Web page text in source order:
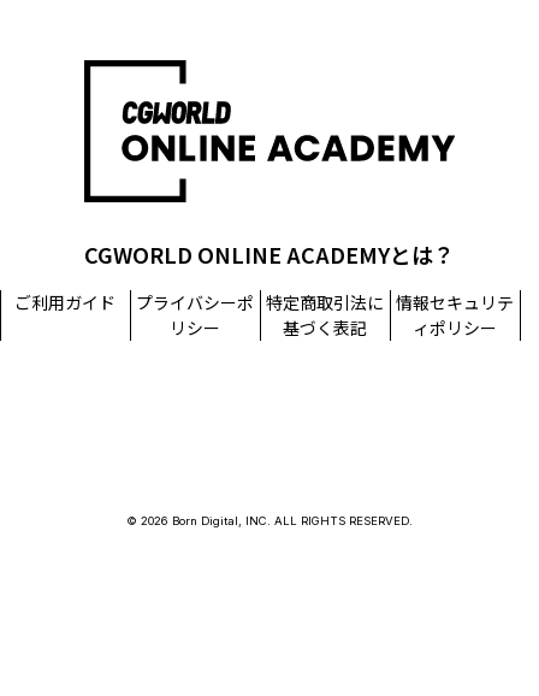
CGWORLD ONLINE ACADEMYとは？
ご利用ガイド
プライバシーポ
リシー
特定商取引法に
基づく表記
情報セキュリテ
ィポリシー
© 2026 Born Digital, INC. ALL RIGHTS RESERVED.